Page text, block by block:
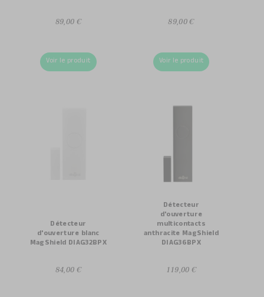
89,00 €
Voir le produit
89,00 €
Voir le produit
Détecteur
d'ouverture blanc
MagShield DIAG32BPX
84,00 €
Détecteur
d'ouverture
multicontacts
anthracite MagShield
DIAG36BPX
119,00 €